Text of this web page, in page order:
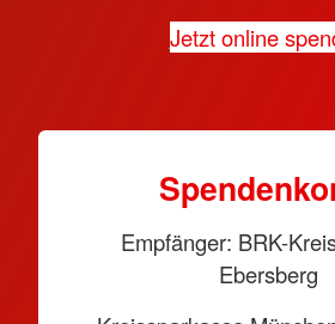
Jetzt online
Empfänger: BRK-
Ebersberg